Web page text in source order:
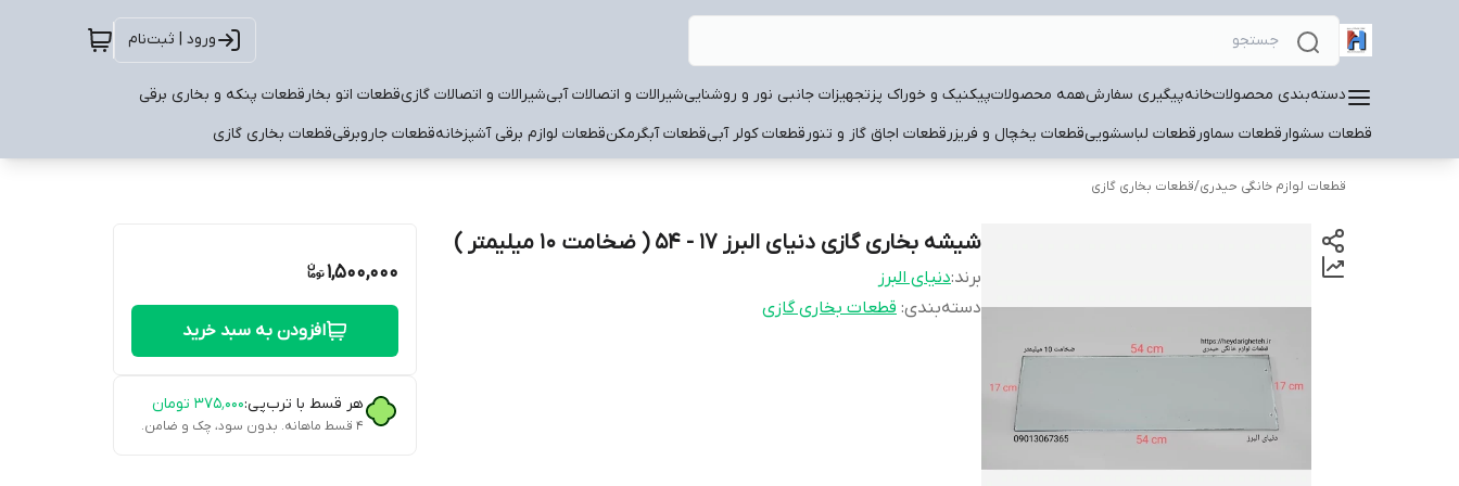
ورود | ثبت‌نام
دسته‌بندی محصولاتخانهپیگیری سفارشهمه محصولاتپیکنیک و خوراک پزتجهیزات جانبی نور و روشناییشیرالات و اتصالات آبیشیرالات و اتصالات گازیقطعات اتو بخارقطعات پنکه و بخاری برقی
قطعات سشوارقطعات سماورقطعات لباسشوییقطعات یخچال و فریزرقطعات اجاق گاز و تنورقطعات کولر آبیقطعات آبگرمکنقطعات لوازم برقی آشپزخانهقطعات جاروبرقیقطعات بخاری گازی
قطعات لوازم خانگی حیدری/قطعات بخاری گازی
شیشه بخاری گازی دنیای البرز 17 - 54 ( ضخامت 10 میلیمتر )
برند:دنیای البرز
دسته‌بندی: قطعات بخاری گازی
1,500,000
افزودن به سبد خرید
هر قسط با ترب‌پی:۳۷۵٬۰۰۰ تومان
۴ قسط ماهانه. بدون سود، چک و ضامن.